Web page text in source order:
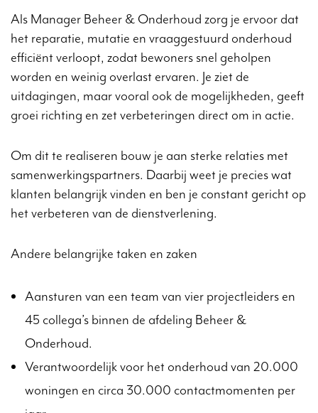
Als Manager Beheer & Onderhoud zorg je ervoor dat
het reparatie, mutatie en vraaggestuurd onderhoud
efficiënt verloopt, zodat bewoners snel geholpen
worden en weinig overlast ervaren. Je ziet de
uitdagingen, maar vooral ook de mogelijkheden, geeft
groei richting en zet verbeteringen direct om in actie.
Om dit te realiseren bouw je aan sterke relaties met
samenwerkingspartners. Daarbij weet je precies wat
klanten belangrijk vinden en ben je constant gericht op
het verbeteren van de dienstverlening.
Andere belangrijke taken en zaken
Aansturen van een team van vier projectleiders en
45 collega’s binnen de afdeling Beheer &
Onderhoud.
Verantwoordelijk voor het onderhoud van 20.000
woningen en circa 30.000 contactmomenten per